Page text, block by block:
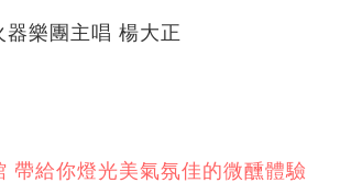
器樂團主唱 楊大正
帶給你燈光美氣氛佳的微醺體驗